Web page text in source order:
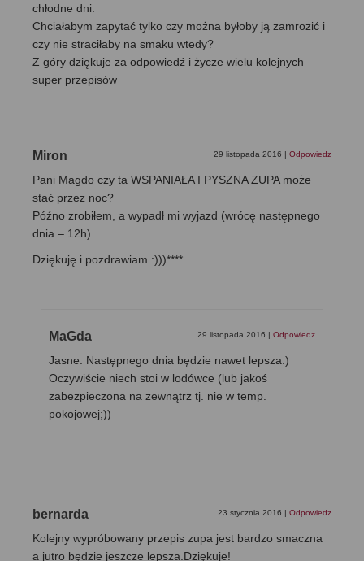
chłodne dni.
Chciałabym zapytać tylko czy można byłoby ją zamrozić i
czy nie straciłaby na smaku wtedy?
Z góry dziękuje za odpowiedź i życze wielu kolejnych
super przepisów
Miron 29 listopada 2016 | Odpowiedz
Pani Magdo czy ta WSPANIAŁA I PYSZNA ZUPA może
stać przez noc?
Późno zrobiłem, a wypadł mi wyjazd (wrócę następnego
dnia – 12h).
Dziękuję i pozdrawiam :)))****
MaGda 29 listopada 2016 | Odpowiedz
Jasne. Następnego dnia będzie nawet lepsza:)
Oczywiście niech stoi w lodówce (lub jakoś
zabezpieczona na zewnątrz tj. nie w temp.
pokojowej;))
bernarda 23 stycznia 2016 | Odpowiedz
Kolejny wypróbowany przepis zupa jest bardzo smaczna
a jutro będzie jeszcze lepsza.Dziękuje!